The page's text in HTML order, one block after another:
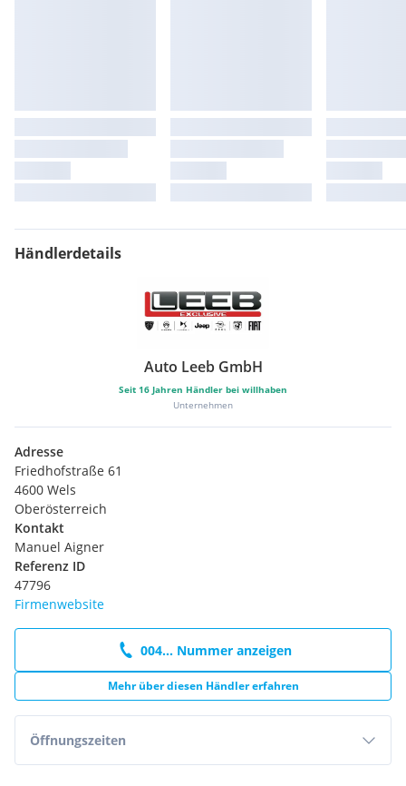
Händlerdetails
Auto Leeb GmbH
Seit 16 Jahren Händler bei willhaben
Unternehmen
Adresse
Friedhofstraße 61
4600 Wels
Oberösterreich
Kontakt
Manuel Aigner
Referenz ID
47796
Firmenwebsite
004... Nummer anzeigen
Mehr über diesen Händler erfahren
Öffnungszeiten